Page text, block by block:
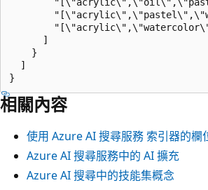
      ]
    }
  ]
相關內容
使用 Azure AI 搜尋服務 索引器的欄
Azure AI 搜尋服務中的 AI 擴充
Azure AI 搜尋中的技能集概念